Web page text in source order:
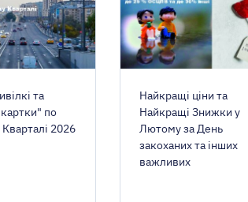
У мене є пільги
Зі знижкою до
та
по
2026
Найкращі ціни та
Найкращі Знижки у
Лютому за День
закоханих та інших
важливих